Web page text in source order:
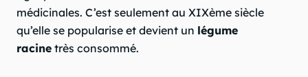
médicinales. C’est seulement au XIXème siècle
qu’elle se popularise et devient un légume
racine très consommé.